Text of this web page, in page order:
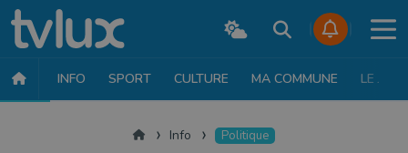
INFO SPORT CULTURE MA COMMUNE LE JT
AccueilInfo Politique